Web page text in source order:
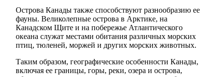
Острова Канады также способствуют разнообразию ее
фауны. Великолепные острова в Арктике, на
Канадском Щите и на побережье Атлантического
океана служат местами обитания различных морских
птиц, тюленей, моржей и других морских животных.
Таким образом, географические особенности Канады,
включая ее границы, горы, реки, озера и острова,